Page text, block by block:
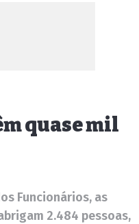
quase mil
Funcionários, as
2.484 pessoas,